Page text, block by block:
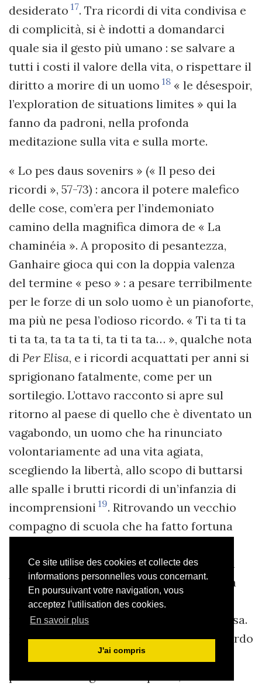
Ce site utilise des cookies et collecte des
informations personnelles vous concernant.
En poursuivant votre navigation, vous
acceptez l'utilisation des cookies.
En savoir plus
J'ai compris
desiderato 17. Tra ricordi di vita condivisa e
di complicità, si è indotti a domandarci
quale sia il gesto più umano : se salvare a
tutti i costi il valore della vita, o rispettare il
diritto a morire di un uomo 18 « le désespoir,
l’exploration de situations limites » qui la
fanno da padroni, nella profonda
meditazione sulla vita e sulla morte.
« Lo pes daus sovenirs » (« Il peso dei
ricordi », 57-73) : ancora il potere malefico
delle cose, com’era per l’indemoniato
camino della magnifica dimora de « La
chaminéia ». A proposito di pesantezza,
Ganhaire gioca qui con la doppia valenza
del termine « peso » : a pesare terribilmente
per le forze di un solo uomo è un pianoforte,
ma più ne pesa l’odioso ricordo. « Ti ta ti ta
ti ta ta, ta ta ta ti, ta ti ta ta… », qualche nota
di Per Elisa, e i ricordi acquattati per anni si
sprigionano fatalmente, come per un
sortilegio. L’ottavo racconto si apre sul
ritorno al paese di quello che è diventato un
vagabondo, un uomo che ha rinunciato
volontariamente ad una vita agiata,
scegliendo la libertà, allo scopo di buttarsi
alle spalle i brutti ricordi di un’infanzia di
incomprensioni 19. Ritrovando un vecchio
compagno di scuola che ha fatto fortuna
ingaggiato per amicizia e per pietà. Jan, il
barbone neo assunto, cadrà dalla finestra
nel vano tentativo di traslocare un
pianoforte da un piano all’altro di una casa.
Prima che le forze lo abbandonino, il ricordo
delle frustrazioni di uno studio del
pianoforte svogliato e imposto, di uno